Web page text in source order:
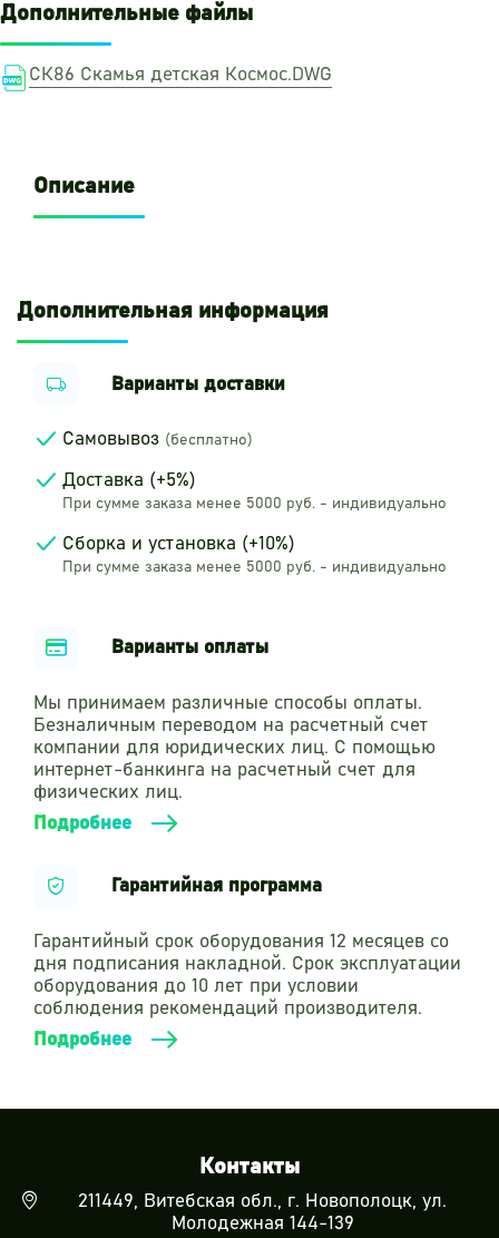
Дополнительные файлы
СК86 Скамья детская Космос.DWG
Описание
Дополнительная информация
Варианты доставки
Самовывоз (бесплатно)
Доставка (+5%)
При сумме заказа менее 5000 руб. - индивидуально
Сборка и установка (+10%)
При сумме заказа менее 5000 руб. - индивидуально
Варианты оплаты
Мы принимаем различные способы оплаты.
Безналичным переводом на расчетный счет
компании для юридических лиц. С помощью
интернет-банкинга на расчетный счет для
физических лиц.
Подробнее
Гарантийная программа
Гарантийный срок оборудования 12 месяцев со
дня подписания накладной. Срок эксплуатации
оборудования до 10 лет при условии
соблюдения рекомендаций производителя.
Подробнее
Контакты
211449, Витебская обл., г. Новополоцк, ул.
Молодежная 144-139